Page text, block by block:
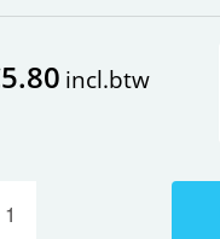
5.80 incl.btw